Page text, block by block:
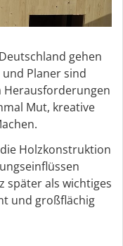
gehen
Planer sind
Mut, kreative
Holzkonstruktion
später als wichtiges
und großflächig